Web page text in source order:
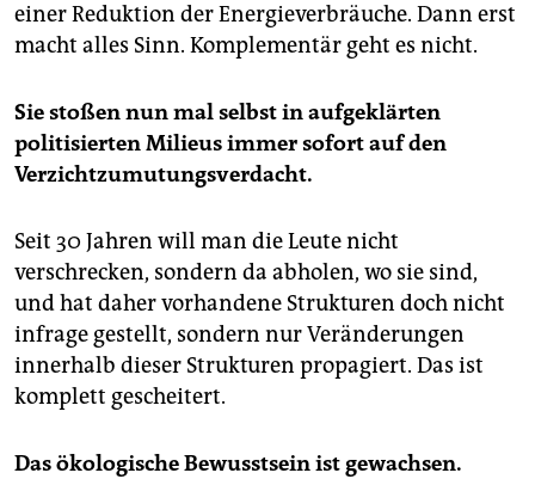
einer Reduktion der Energieverbräuche. Dann erst
macht alles Sinn. Komplementär geht es nicht.
Sie stoßen nun mal selbst in aufgeklärten
politisierten Milieus immer sofort auf den
Verzichtzumutungsverdacht.
Seit 30 Jahren will man die Leute nicht
verschrecken, sondern da abholen, wo sie sind,
und hat daher vorhandene Strukturen doch nicht
infrage gestellt, sondern nur Veränderungen
innerhalb dieser Strukturen propagiert. Das ist
komplett gescheitert.
Das ökologische Bewusstsein ist gewachsen.